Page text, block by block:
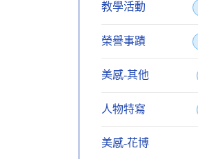
教學活動
榮譽事蹟
美感-其他
人物特寫
美感-花博